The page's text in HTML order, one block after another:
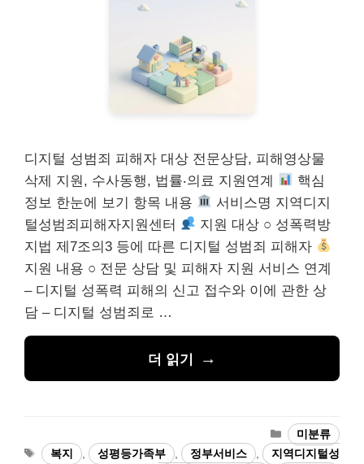
디지털 성범죄 피해자 대상 전문상담, 피해영상물
삭제 지원, 수사동행, 법률‧의료 지원연계
핵심
정보 한눈에 보기 항목 내용
서비스명 지역디지
털성범죄피해자지원센터
지원 대상 ○ 성폭력방
지법 제7조의3 등에 따른 디지털 성범죄 피해자
지원 내용 ○ 전문 상담 및 피해자 지원 서비스 연계
– 디지털 성폭력 피해의 신고 접수와 이에 관한 상
담 – 디지털 성범죄로 …
더 읽기
카
테
미분류
태 복지 성평등가족부 정부서비스
지역디지털성